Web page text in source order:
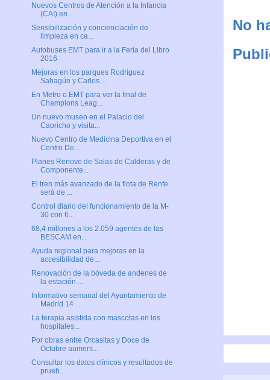
No
Nuevos Centros de Atención a la Infancia
(CAI) en ...
Sensibilización y concienciación de
limpieza en ca...
Autobuses EMT para ir a la Feria del Libro
2016
Mejoras en los parques Rodríguez
Sahagún y Carlos ...
En Metro o EMT para ver la final de
Champions Leag...
Un nuevo museo en el Palacio del
Capricho y visita...
Nuevo Centro de Medicina Deportiva en el
Centro De...
Planes Renove de Salas de Calderas y de
Componente...
El tren más avanzado de la flota de Renfe
será de ...
Control diario del funcionamiento de la M-
30 con 6...
68,4 millones a los 2.059 agentes de las
BESCAM en...
Ayuda regional para mejoras en la
accesibilidad de...
Renovación de la bóveda de andenes de
la estación ...
Informativo semanal del Ayuntamiento de
Madrid 14 ...
La terapia asistida con mascotas en los
hospitales...
Por obras entre Orcasitas y Doce de
Octubre aument...
Consultar los datos clínicos y resultados de
prueb...